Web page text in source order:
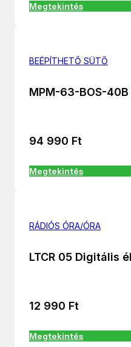
Megtekintés
BEÉPÍTHETŐ SÜTŐ
MPM-63-BOS-
94 990 Ft
Megtekintés
RÁDIÓS ÓRA/ÓRA
LTCR 05 Digitális
12 990 Ft
Megtekintés